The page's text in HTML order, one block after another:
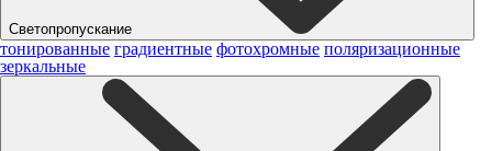
Светопропускание
тонированные градиентные фотохромные поляризационные
зеркальные